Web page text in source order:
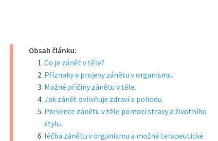
Obsah článku:
Co je zánět v těle?
Příznaky a projevy zánětu v organismu.
Možné příčiny zánětu v těle.
Jak zánět ovlivňuje zdraví a pohodu.
Prevence zánětu v těle pomocí stravy a životního
stylu.
léčba zánětu v organismu a možné terapeutické